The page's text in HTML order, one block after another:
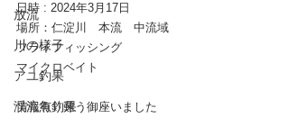
放流
川の様子
アユ釣果
渓流魚釣果
日時 : 2024年3月17日
場所：仁淀川　本流　中流域
フライフィッシング
マイクロベイト
情報有り難う御座いました